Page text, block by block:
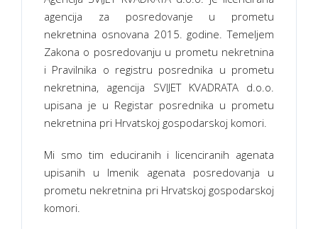
agencija za posredovanje u prometu
nekretnina osnovana 2015. godine. Temeljem
Zakona o posredovanju u prometu nekretnina
i Pravilnika o registru posrednika u prometu
nekretnina, agencija SVIJET KVADRATA d.o.o.
upisana je u Registar posrednika u prometu
nekretnina pri Hrvatskoj gospodarskoj komori.
Mi smo tim educiranih i licenciranih agenata
upisanih u Imenik agenata posredovanja u
prometu nekretnina pri Hrvatskoj gospodarskoj
komori.